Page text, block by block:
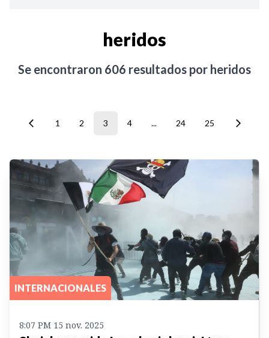
heridos
Se encontraron 606 resultados por heridos
1 2 3 4 ... 24 25
INTERNACIONALES
8:07 PM 15 nov. 2025